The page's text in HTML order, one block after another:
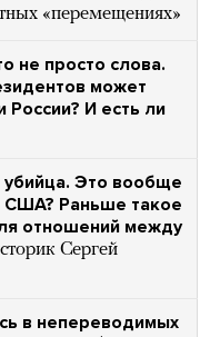
«перемещениях»
не просто слова.
может
России? И есть ли
убийца. Это вообще
США? Раньше такое
отношений между
Сергей
в непереводимых